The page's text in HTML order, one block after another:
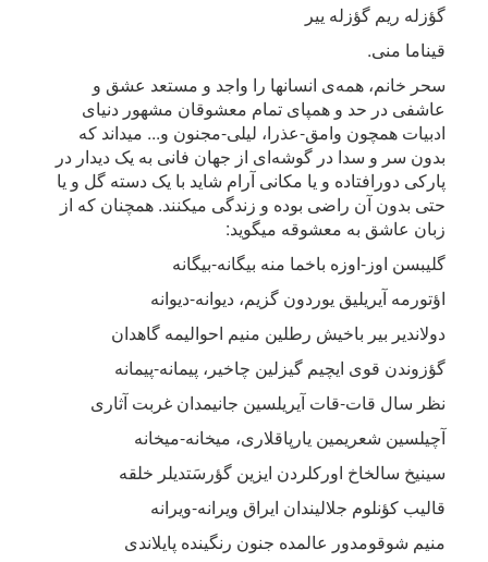
گؤزله ریم گؤزله ییر
قیناما منی.
سحر خانم، همه‌ی انسانها را واجد و مستعد عشق و
عاشفی در حد و همپای تمام معشوقان مشهور دنیای
ادبیات همچون وامق-عذرا، لیلی-مجنون و... میداند که
بدون سر و سدا در گوشه‌ای از جهان فانی به یک دیدار در
پارکی دورافتاده و یا مکانی آرام شاید با یک دسته گل و یا
حتی بدون آن راضی بوده و زندگی میکنند. همچنان که از
زبان عاشق به معشوقه میگوید:
گلیبسن اوز-اوزه باخما منه بیگانه-بیگانه
اؤتورمه آیریلیق یوردون گزیم، دیوانه-دیوانه
دولاندیر بیر باخیش رطلین منیم احوالیمه گاهدان
گؤزوندن قوی ایچیم گیزلین چاخیر، پیمانه-پیمانه
نظر سال قات-قات آیریلسین جانیمدان غربت آثاری
آچیلسین شعریمین یارپاقلاری، میخانه-میخانه
سینیخ سالخاخ اورکلردن ایزین گؤرسَتدیلر خلقه
قالیب کؤنلوم جلالیندان ایراق ویرانه-ویرانه
منیم شوقومدور عالمده جنون رنگینده پایلاندی